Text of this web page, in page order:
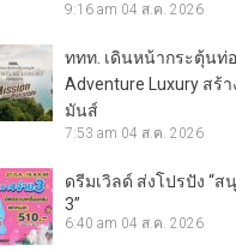
9:16 am 04 ส.ค. 2026
ททท. เดินหน้ากระตุ้นท่
Adventure Luxury สร้
มันส์
7:53 am 04 ส.ค. 2026
ดรีมเวิลด์ ส่งโปรปัง “ส
3”
6:40 am 04 ส.ค. 2026